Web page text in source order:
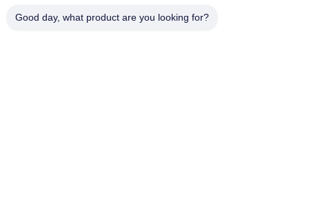
Good day, what product are you looking for?